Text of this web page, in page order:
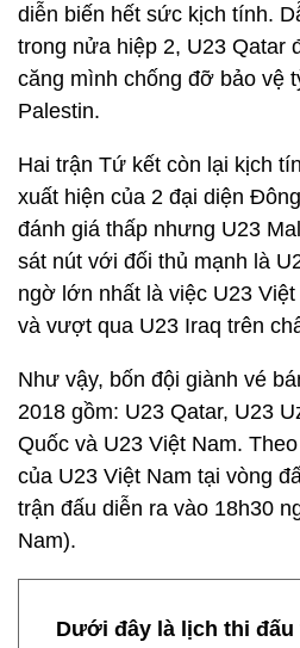
diễn biến hết sức kịch tính.
trong nửa hiệp 2, U23 Qatar
căng mình chống đỡ bảo vệ
Palestin.
Hai trận Tứ kết còn lại kịch
xuất hiện của 2 đại diện
đánh giá thấp nhưng U23
sát nút với đối thủ mạnh là
ngờ lớn nhất là việc U23
và vượt qua U23 Iraq trên
Như vậy, bốn đội giành vé
2018 gồm: U23 Qatar, U23
Quốc và U23 Việt Nam.
của U23 Việt Nam tại vòng
trận đấu diễn ra vào 18h30
Nam).
Dưới đây là lịch thi đấu